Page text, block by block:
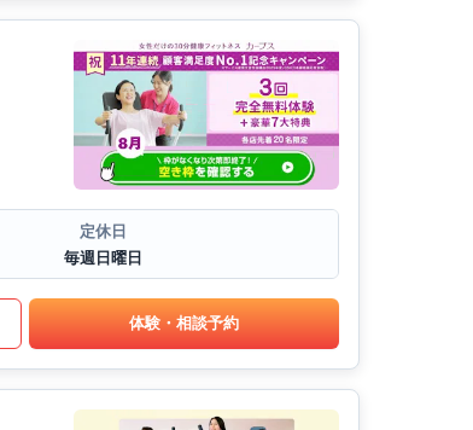
定休日
毎週日曜日
体験・相談予約